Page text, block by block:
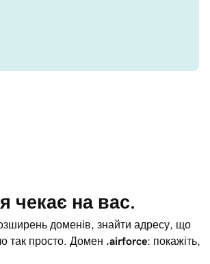
чекає на вас.
доменів, знайти адресу, що
так просто. Домен .airforce: покажіть,